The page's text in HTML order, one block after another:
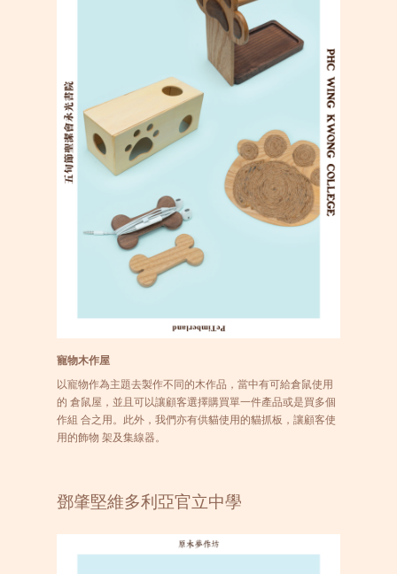
寵物木作屋
以寵物作為主題去製作不同的木作品，當中有可給倉鼠使用
的 倉鼠屋，並且可以讓顧客選擇購買單一件產品或是買多個
作組 合之用。此外，我們亦有供貓使用的貓抓板，讓顧客使
用的飾物 架及集線器。
鄧肇堅維多利亞官立中學